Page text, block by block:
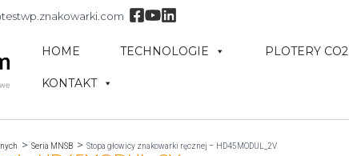
HOME TECHNOLOGIE PLOTERY CO2
KONTAKT
Seria MNSB Stopa głowicy znakowarki ręcznej – HD45MODUL_2V